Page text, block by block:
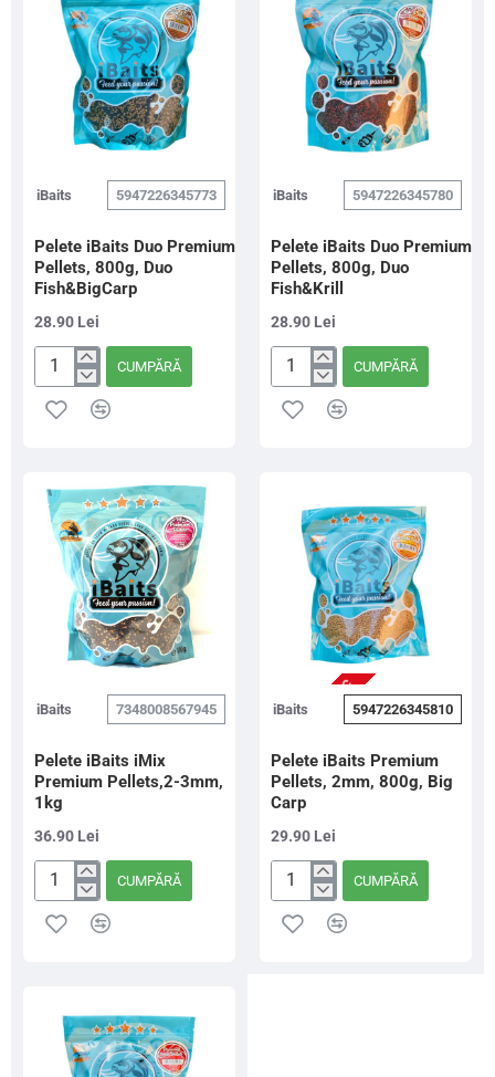
iBaits 5947226345773
Pelete iBaits Duo Premium
Pellets, 800g, Duo
Fish&BigCarp
28.90 Lei
Pelete
Duo
Duo
Fish&BigCarp
CUMPĂRĂ
iBaits 5947226345780
Pelete iBaits Duo Premium
Pellets, 800g, Duo
Fish&Krill
28.90 Lei
Pelete
Duo
Fish&Krill
CUMPĂRĂ
iBaits 7348008567945
Pelete iBaits iMix
Premium Pellets,2-3mm,
1kg
36.90 Lei
Pelete
iMix
CUMPĂRĂ
NU ESTE IN STOC
iBaits 5947226345810
Pelete iBaits Premium
Pellets, 2mm, 800g, Big
Carp
29.90 Lei
Pelete
Premium
CUMPĂRĂ